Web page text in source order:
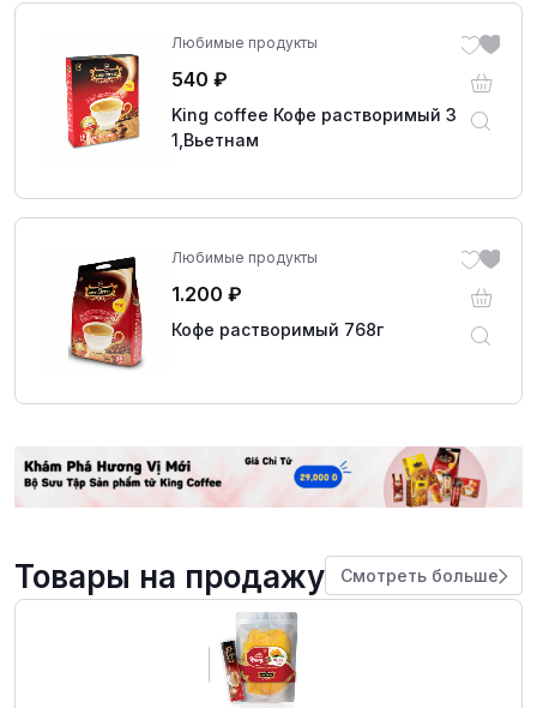
Любимые продукты
540 ₽
King coffee Кофе растворимый 3 в
1,Вьетнам
Любимые продукты
1.200 ₽
Кофе растворимый 768г
Товары на продажу Смотреть больше